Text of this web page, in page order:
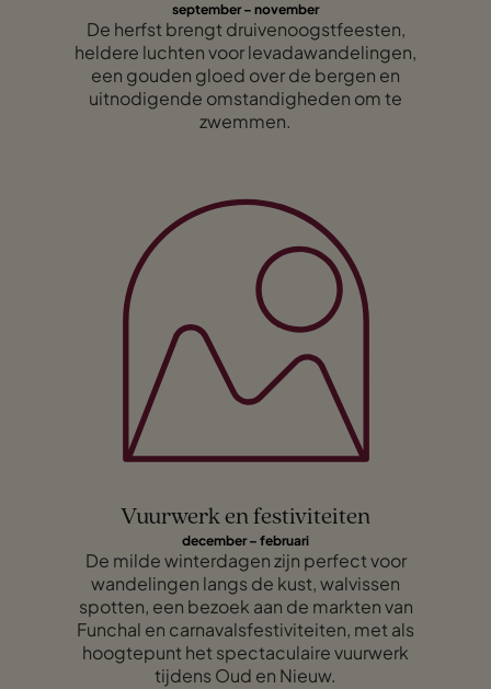
september – november
De herfst brengt druivenoogstfeesten,
heldere luchten voor levadawandelingen,
een gouden gloed over de bergen en
uitnodigende omstandigheden om te
zwemmen.
Vuurwerk en festiviteiten
december – februari
De milde winterdagen zijn perfect voor
wandelingen langs de kust, walvissen
spotten, een bezoek aan de markten van
Funchal en carnavalsfestiviteiten, met als
hoogtepunt het spectaculaire vuurwerk
tijdens Oud en Nieuw.